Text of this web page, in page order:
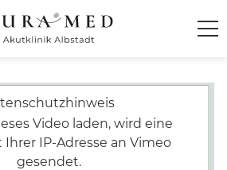
Video laden, wird eine
IP-Adresse an Vimeo
gesendet.